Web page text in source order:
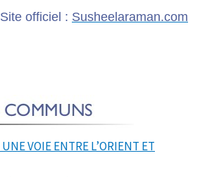
Site officiel : Susheelaraman.com